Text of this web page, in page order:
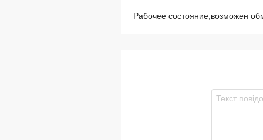
Рабочее состояние,возможен